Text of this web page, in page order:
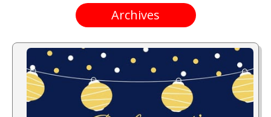
Archives